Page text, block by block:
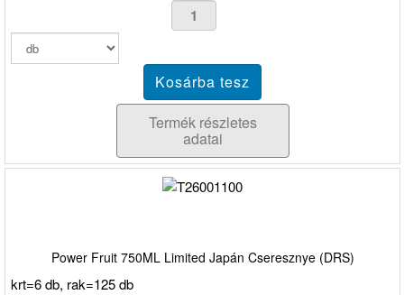
Termék részletes
adatai
Power Fruit 750ML Limited Japán Cseresznye (DRS)
krt=6 db, rak=125 db